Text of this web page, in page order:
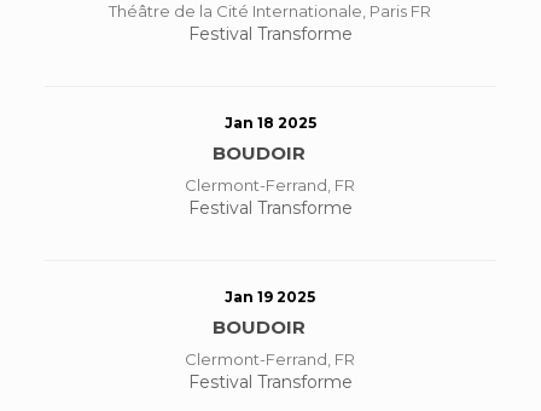
Théâtre de la Cité Internationale, Paris FR
Festival Transforme
Jan 18 2025
BOUDOIR
Clermont-Ferrand, FR
Festival Transforme
Jan 19 2025
BOUDOIR
Clermont-Ferrand, FR
Festival Transforme